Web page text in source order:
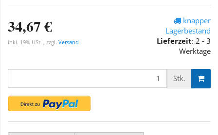
34,67 €
inkl. 19% USt. , zzgl. Versand
knapper
Lagerbestand
Lieferzeit: 2 - 3
Werktage
Stk.